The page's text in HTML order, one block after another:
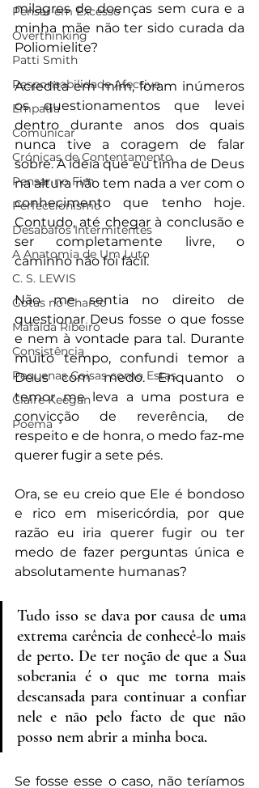
Pensar em Excesso
Overthinking
Patti Smith
Responsabilidade Afectiva
Empatia
Comunicar
Crónicas de Contentamento
Pensar no Fim
Perfeccionismo
Desabafos Intermitentes
A Anatomia de Um Luto
C. S. LEWIS
Gotas no Charco
Mafalda Ribeiro
Consistência
Pequenas Coisas como Estas
Claire Keegan
Poema
milagres de doenças sem cura e a
minha mãe não ter sido curada da
Poliomielite?
Acredita em mim, foram inúmeros
os questionamentos que levei
dentro durante anos dos quais
nunca tive a coragem de falar
sobre. A ideia que eu tinha de Deus
na altura não tem nada a ver com o
conhecimento que tenho hoje.
Contudo, até chegar à conclusão e
ser completamente livre, o
caminho não foi fácil.
Não me sentia no direito de
questionar Deus fosse o que fosse
e nem à vontade para tal. Durante
muito tempo, confundi temor a
Deus com medo. Enquanto o
temor me leva a uma postura e
convicção de reverência, de
respeito e de honra, o medo faz-me
querer fugir a sete pés.
Ora, se eu creio que Ele é bondoso
e rico em misericórdia, por que
razão eu iria querer fugir ou ter
medo de fazer perguntas única e
absolutamente humanas?
Tudo isso se dava por causa de uma
extrema carência de conhecê-lo mais
de perto. De ter noção de que a Sua
soberania é o que me torna mais
descansada para continuar a confiar
nele e não pelo facto de que não
posso nem abrir a minha boca.
Se fosse esse o caso, não teríamos